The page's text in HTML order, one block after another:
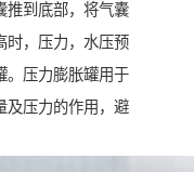
推到底部，将气囊
时，压力，水压预
。压力膨胀罐用于
及压力的作用，避